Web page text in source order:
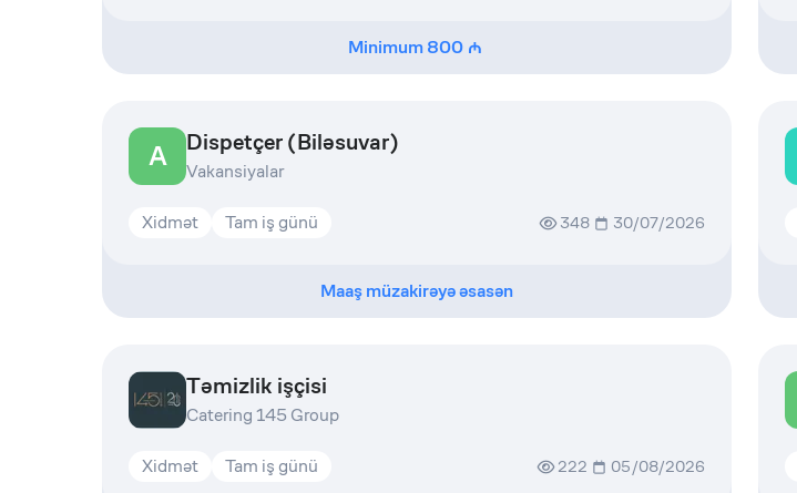
Minimum800
A Dispetçer (Biləsuvar)
Vakansiyalar
Xidmət Tam iş günü 348 30/07/2026
Maaş müzakirəyə əsasən
Təmizlik işçisi
Catering 145 Group
Xidmət Tam iş günü 222 05/08/2026